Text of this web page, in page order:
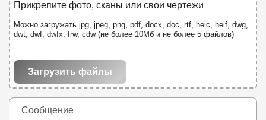
Прикрепите фото, сканы или свои чертежи
Можно загружать jpg, jpeg, png, pdf, docx, doc, rtf, heic, heif, dwg,
dwt, dwf, dwfx, frw, cdw (не более 10Мб и не более 5 файлов)
Загрузить файлы